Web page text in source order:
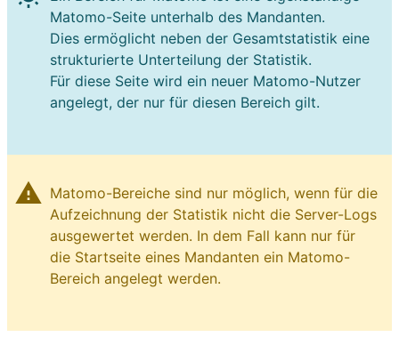
Matomo-Seite unterhalb des Mandanten.
Dies ermöglicht neben der Gesamtstatistik eine
strukturierte Unterteilung der Statistik.
Für diese Seite wird ein neuer Matomo-Nutzer
angelegt, der nur für diesen Bereich gilt.
warning Matomo-Bereiche sind nur möglich, wenn für die
Aufzeichnung der Statistik nicht die Server-Logs
ausgewertet werden. In dem Fall kann nur für
die Startseite eines Mandanten ein Matomo-
Bereich angelegt werden.